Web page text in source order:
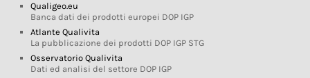
Qualigeo.eu
Banca dati dei prodotti europei DOP IGP
Atlante Qualivita
La pubblicazione dei prodotti DOP IGP STG
Osservatorio Qualivita
Dati ed analisi del settore DOP IGP